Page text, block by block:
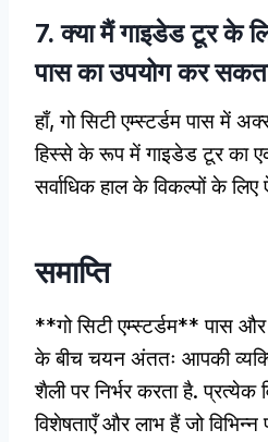
7. क्या मैं गाइडेड टूर के
पास का उपयोग कर
हाँ, गो सिटी एम्स्टर्डम पास में
हिस्से के रूप में गाइडेड टूर का
सर्वाधिक हाल के विकल्पों के
समाप्ति
**गो सिटी एम्स्टर्डम** पास
के बीच चयन अंततः आपकी
शैली पर निर्भर करता है.
विशेषताएँ और लाभ हैं जो